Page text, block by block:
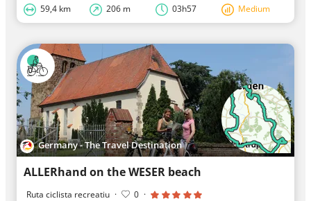
59,4 km 206 m 03h57 Medium
Germany - The Travel Destination
ALLERhand on the WESER beach
Ruta ciclista recreatiu · 0 ·